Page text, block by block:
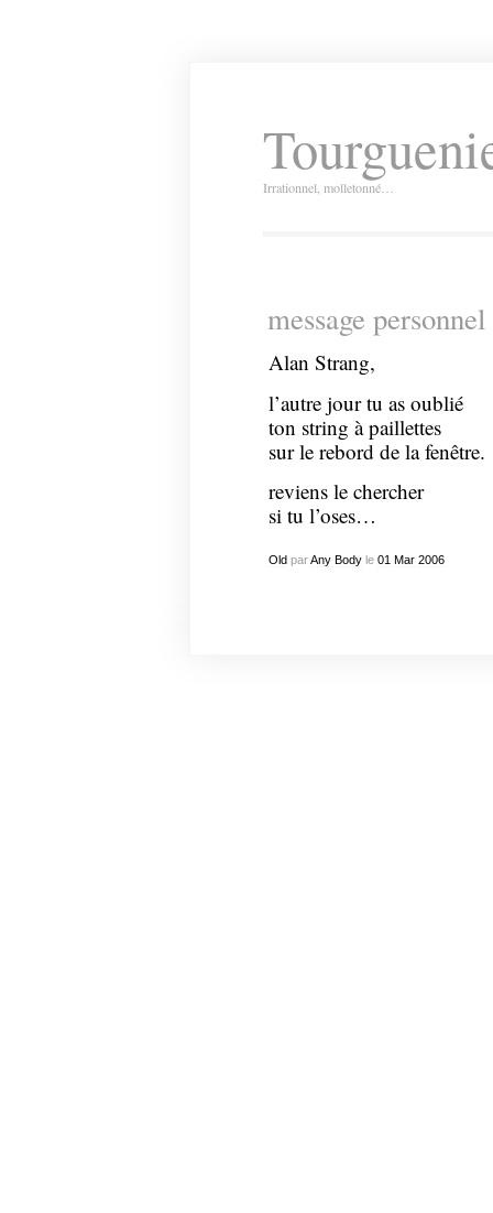
Irrationnel, molletonné…
message
Alan Strang,
l’autre jour tu as oublié
ton string à paillettes
sur le rebord de la fenêtre.
reviens le chercher
si tu l’oses…
OldparAny Bodyle 01 Mar 2006